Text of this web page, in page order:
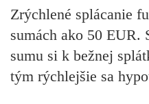
Zrýchlené splácanie
sumách ako 50 EUR.
sumu si k bežnej
tým rýchlejšie sa